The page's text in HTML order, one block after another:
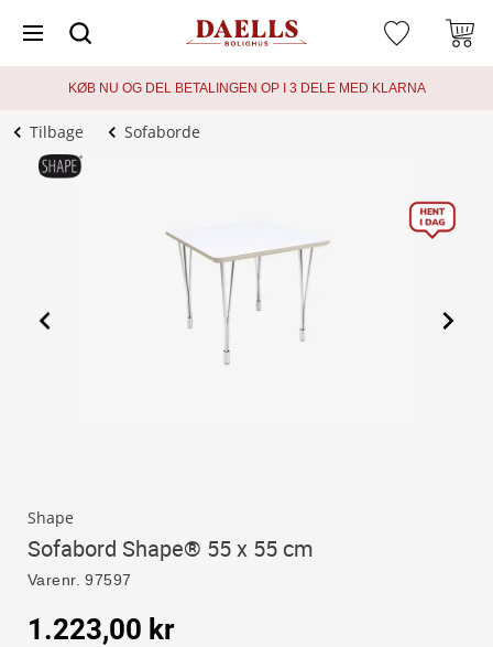
KØB NU OG DEL BETALINGEN OP I 3 DELE MED KLARNA
Tilbage Sofaborde
Shape
Sofabord Shape® 55 x 55 cm
Varenr. 97597
1.223,00 kr